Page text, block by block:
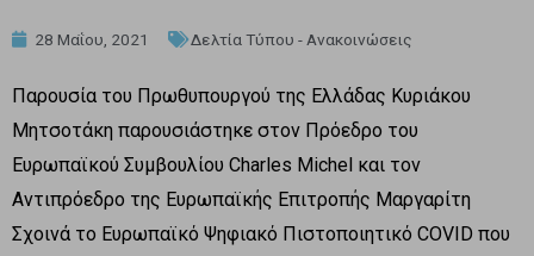
28 Μαΐου, 2021 Δελτία Τύπου - Ανακοινώσεις
Παρουσία του Πρωθυπουργού της Ελλάδας Κυριάκου
Μητσοτάκη παρουσιάστηκε στον Πρόεδρο του
Ευρωπαϊκού Συμβουλίου Charles Michel και τον
Αντιπρόεδρο της Ευρωπαϊκής Επιτροπής Μαργαρίτη
Σχοινά το Ευρωπαϊκό Ψηφιακό Πιστοποιητικό COVID που